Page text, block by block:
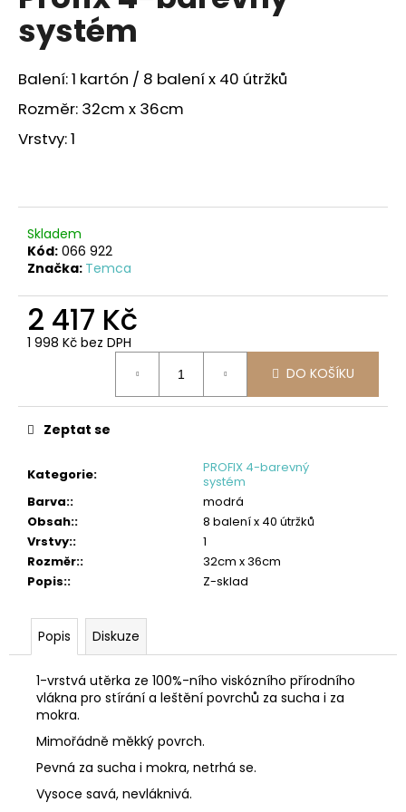
z
hvězdiček.
systém
Balení: 1 kartón / 8 balení x 40 útržků
Rozměr: 32cm x 36cm
Vrstvy: 1
Skladem
Kód: 066 922
Značka: Temca
2 417 Kč
1 998 Kč bez DPH
DO KOŠÍKU
Kategorie:
PROFIX 4-barevný
systém
Barva::
modrá
Obsah::
8 balení x 40 útržků
Vrstvy::
1
Rozměr::
32cm x 36cm
Popis:: Z-sklad
Zeptat se
Popis Diskuze
1-vrstvá utěrka ze 100%-ního viskózního přírodního
vlákna pro stírání a leštění povrchů za sucha i za
mokra.
Mimořádně měkký povrch.
Pevná za sucha i mokra, netrhá se.
Vysoce savá, nevláknivá.
a
j
í
t
?
HLEDAT
D
o
p
o
č
u
e
e
TORK
POLISHING
UTĚRKA
W1/W2/W3
005